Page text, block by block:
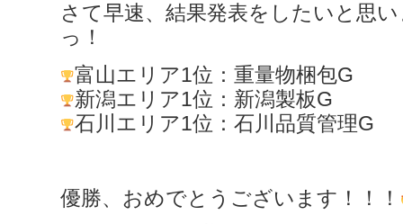
さて早速、結果発表をしたいと思
っ！
富山エリア1位：重量物梱包G
新潟エリア1位：新潟製板G
石川エリア1位：石川品質管理G
優勝、おめでとうございます！！！